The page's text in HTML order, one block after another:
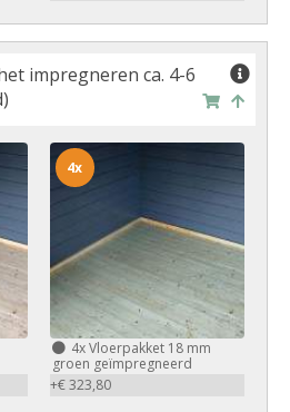
impregneren ca. 4-6
4xVloerpakket 18 mm
groen geïmpregneerd
+€ 323,80
4x